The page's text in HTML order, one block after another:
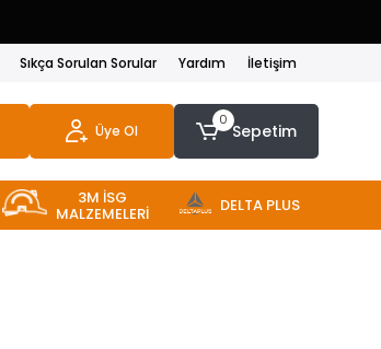
Sıkça Sorulan Sorular Yardım İletişim
Üye Ol
0
Sepetim
3M İSG
MALZEMELERİ DELTA PLUS